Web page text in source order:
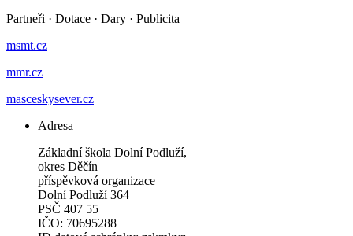
Partneři · Dotace · Dary · Publicita
msmt.cz
mmr.cz
masceskysever.cz
Adresa
Základní škola Dolní Podluží,
okres Děčín
příspěvková organizace
Dolní Podluží 364
PSČ 407 55
IČO: 70695288